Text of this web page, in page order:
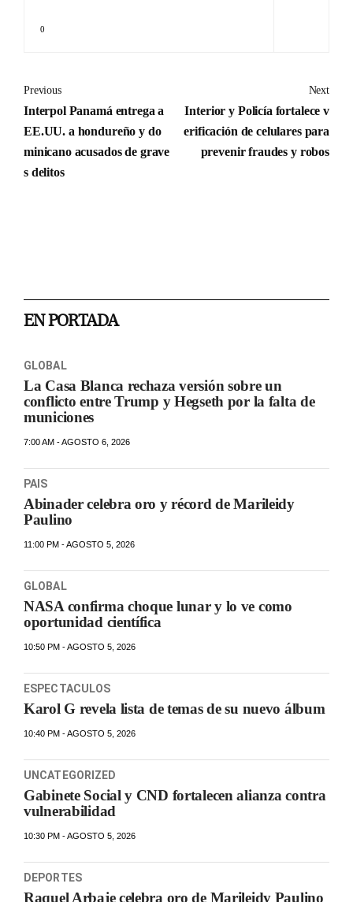
0
Previous
Interpol Panamá entrega a
EE.UU. a hondureño y do
minicano acusados de grave
s delitos
Next
Interior y Policía fortalece v
erificación de celulares para
prevenir fraudes y robos
EN PORTADA
GLOBAL
La Casa Blanca rechaza versión sobre un
conflicto entre Trump y Hegseth por la falta de
municiones
7:00 AM - AGOSTO 6, 2026
PAIS
Abinader celebra oro y récord de Marileidy
Paulino
11:00 PM - AGOSTO 5, 2026
GLOBAL
NASA confirma choque lunar y lo ve como
oportunidad científica
10:50 PM - AGOSTO 5, 2026
ESPECTACULOS
Karol G revela lista de temas de su nuevo álbum
10:40 PM - AGOSTO 5, 2026
UNCATEGORIZED
Gabinete Social y CND fortalecen alianza contra
vulnerabilidad
10:30 PM - AGOSTO 5, 2026
DEPORTES
Raquel Arbaje celebra oro de Marileidy Paulino